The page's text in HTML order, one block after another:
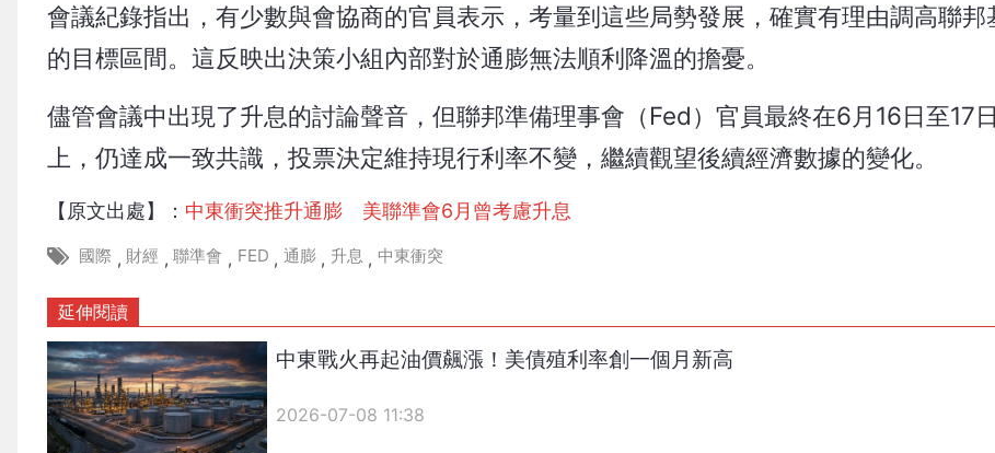
會議紀錄指出，有少數與會協商的官員表示，考量到這些局勢發展，確實有理由調高聯邦
的目標區間。這反映出決策小組內部對於通膨無法順利降溫的擔憂。
儘管會議中出現了升息的討論聲音，但聯邦準備理事會（Fed）官員最終在6月16日至17
上，仍達成一致共識，投票決定維持現行利率不變，繼續觀望後續經濟數據的變化。
【原文出處】： 中東衝突推升通膨 美聯準會6月曾考慮升息
國際 , 財經 , 聯準會 , FED , 通膨 , 升息 , 中東衝突
延伸閱讀
中東戰火再起油價飆漲！美債殖利率創一個月新高
2026-07-08 11:38